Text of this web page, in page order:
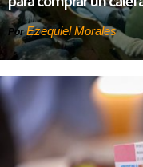
PorEzequiel Morales